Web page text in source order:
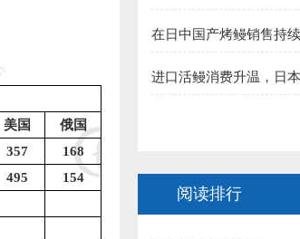
4.福建高农饲料有限公司（葛军）捐赠
5.福州开发区高龙饲料公司 捐赠
美国
俄国
357
168
495
154
在日中国产烤鳗销售持
进口活鳗消费升温，日
阅读排行